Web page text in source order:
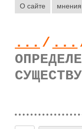
О сайте мнения
... / ...